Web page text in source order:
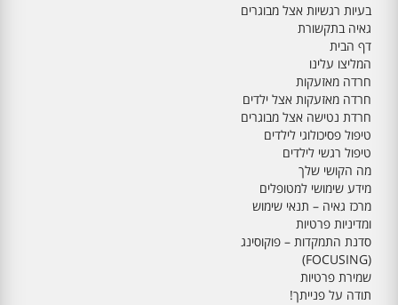
בעיות רגשיות אצל מבוגרים
גאיה בתקשורת
דף הבית
המליצו עלינו
חרדה מאזעקות
חרדה מאזעקות אצל ילדים
חרדת נטישה אצל מבוגרים
טיפול פסיכולוגי לילדים
טיפול רגשי לילדים
מה הקושי שלך
מידע שימושי למטופלים
מרכז גאיה – תנאי שימוש
ומדיניות פרטיות
סדנת התמקדות – פוקוסינג
(FOCUSING)
שמירת פרטיות
תודה על פנייתך!